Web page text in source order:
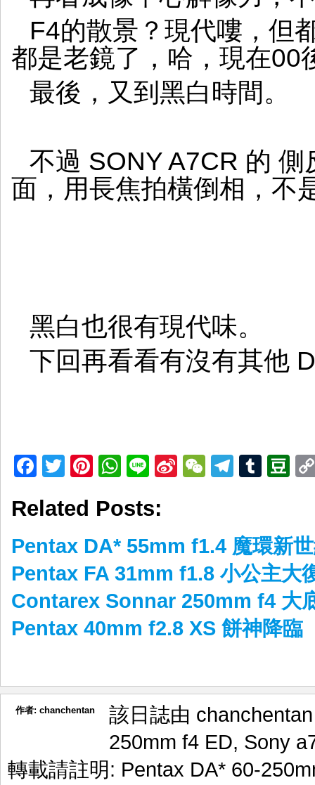
F4的散景？現代嘍，但
都是老鏡了，哈，現在00
最後，又到黑白時間。
不過 SONY A7CR 的
面，用長焦拍橫倒相，不
黑白也很有現代味。
下回再看看有沒有其他
Facebook
TwitterPinterest
WhatsApp
LineSinaWeChat
Related Posts:
Pentax DA* 55mm f1.4 魔環新
Pentax FA 31mm f1.8 小公主大
Contarex Sonnar 250mm f4 大
Pentax 40mm f2.8 XS 餅神降臨
作者: chanchentan
該日誌由
250mm f4 ED, Sony
轉載請註明: Pentax DA* 60-